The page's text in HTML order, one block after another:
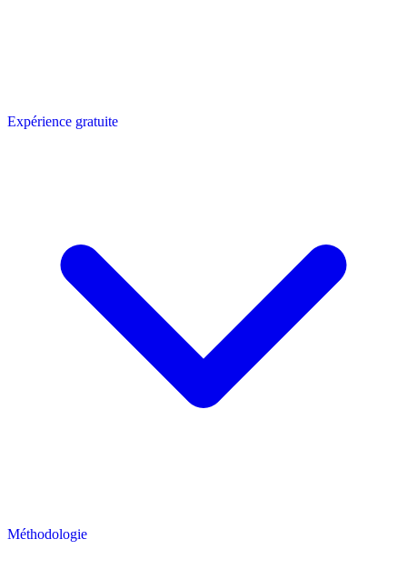
Expérience gratuite
Méthodologie